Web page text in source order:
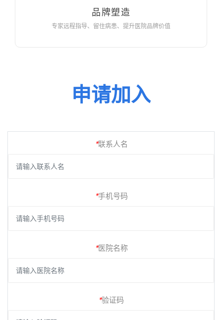
品牌塑造
专家远程指导、留住病患、提升医院品牌价值
申请加入
*联系人名
*手机号码
*医院名称
*验证码